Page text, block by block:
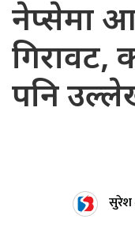
नेप्सेमा
गिरावट,
पनि
सुरेश